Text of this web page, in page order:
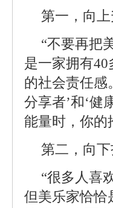
第一，向
“不要再把
是一家拥有
的社会责任感
分享者’和‘健
能量时，你的
第二，向
“很多人喜
但美乐家恰恰